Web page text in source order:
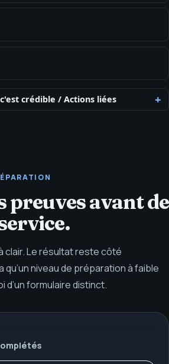
crédible /Actions liées
preuves avant de
clair. Le résultat reste côté
qu’un niveau de préparation à faible
d’un formulaire distinct.